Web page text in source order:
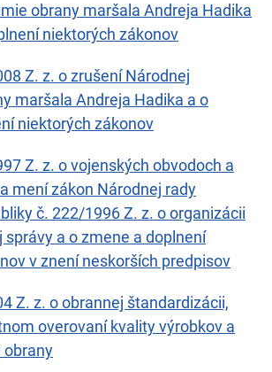
obrany maršala Andreja Hadika
niektorých zákonov
Z. z. o zrušení Národnej
maršala Andreja Hadika a o
niektorých zákonov
Z. z. o vojenských obvodoch a
mení zákon Národnej rady
č. 222/1996 Z. z. o organizácii
a o zmene a doplnení
v znení neskorších predpisov
Z. z. o obrannej štandardizácii,
overovaní kvality výrobkov a
obrany